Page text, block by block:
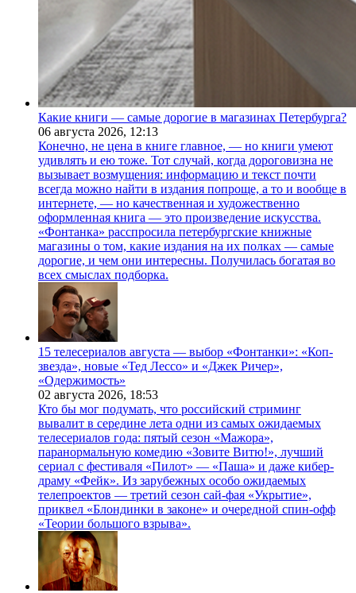
Какие книги — самые дорогие в магазинах Петербурга?
06 августа 2026, 12:13
Конечно, не цена в книге главное, — но книги умеют
удивлять и ею тоже. Тот случай, когда дороговизна не
вызывает возмущения: информацию и текст почти
всегда можно найти в издания попроще, а то и вообще в
интернете, — но качественная и художественно
оформленная книга — это произведение искусства.
«Фонтанка» расспросила петербургские книжные
магазины о том, какие издания на их полках — самые
дорогие, и чем они интересны. Получилась богатая во
всех смыслах подборка.
15 телесериалов августа — выбор «Фонтанки»: «Коп-
звезда», новые «Тед Лессо» и «Джек Ричер»,
«Одержимость»
02 августа 2026, 18:53
Кто бы мог подумать, что российский стриминг
вывалит в середине лета одни из самых ожидаемых
телесериалов года: пятый сезон «Мажора»,
паранормальную комедию «Зовите Витю!», лучший
сериал с фестиваля «Пилот» — «Паша» и даже кибер-
драму «Фейк». Из зарубежных особо ожидаемых
телепроектов — третий сезон сай-фая «Укрытие»,
приквел «Блондинки в законе» и очередной спин-офф
«Теории большого взрыва».